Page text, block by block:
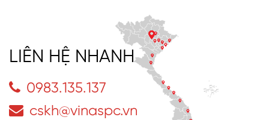
LIÊN HỆ NHANH
0983.135.137
cskh@vinaspc.vn